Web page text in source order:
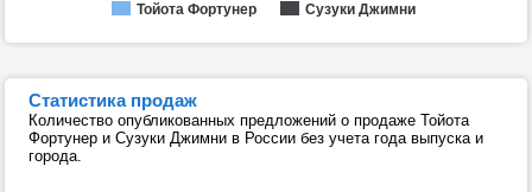
Тойота Фортунер Сузуки Джимни
Статистика продаж
Количество опубликованных предложений о продаже Тойота
Фортунер и Сузуки Джимни в России без учета года выпуска и
города.